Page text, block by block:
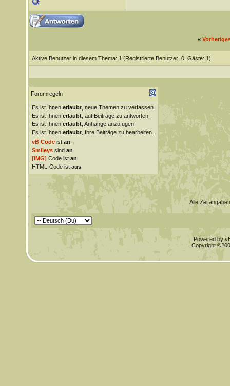
«
Aktive Benutzer in diesem Thema: 1 (Registrierte Benutzer: 0, Gäste: 1)
Forumregeln
Es ist Ihnen erlaubt, neue Themen zu verfassen.
Es ist Ihnen erlaubt, auf Beiträge zu antworten.
Es ist Ihnen erlaubt, Anhänge anzufügen.
Es ist Ihnen erlaubt, Ihre Beiträge zu bearbeiten.
vB Codeist an
Smileyssind an
[IMG] Code ist an
HTML-Code ist aus.
Alle
Powered by
Copyright